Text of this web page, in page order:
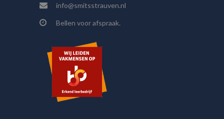
info@smitsstrauven.nl
Bellen voor afspraak.